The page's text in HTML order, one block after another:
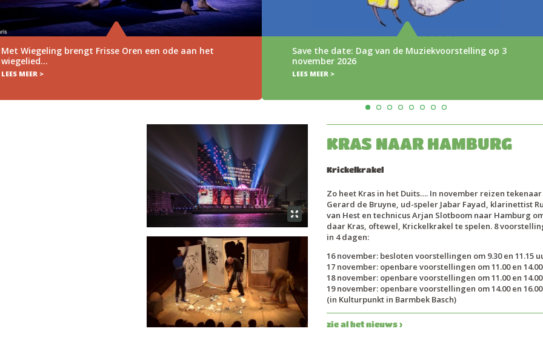
Save the date: Dag van de Muziekvoorstelling op 3
De nieuwe trailer van (N)iets aan
KRAS NAAR HAMBURG
Krickelkrakel
Zo heet Kras in het Duits…. In november reizen tekenaar
Gerard de Bruyne, ud-speler Jabar Fayad, klarinettist
van Hest en technicus Arjan Slotboom naar Hamburg
daar Kras, oftewel, Krickelkrakel te spelen. 8
in 4 dagen:
16 november: besloten voorstellingen om 9.30 en 11.15
17 november: openbare voorstellingen om 11.00 en
18 november: openbare voorstellingen om 11.00 en
19 november: openbare voorstellingen om 14.00 en
(in Kulturpunkt in Barmbek Basch)
zie al het nieuws ›